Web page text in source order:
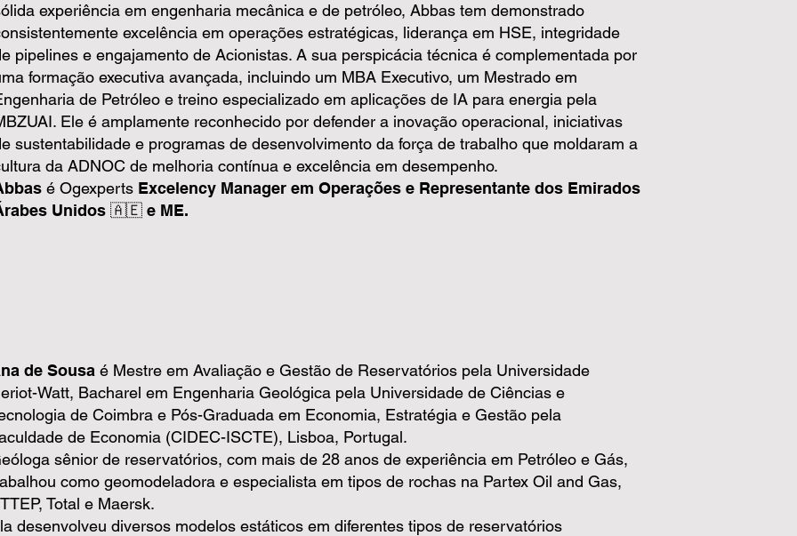
experiência em engenharia mecânica e de petróleo, Abbas tem demonstrado
excelência em operações estratégicas, liderança em HSE, integridade
pipelines e engajamento de Acionistas. A sua perspicácia técnica é complementada por
formação executiva avançada, incluindo um MBA Executivo, um Mestrado em
de Petróleo e treino especializado em aplicações de IA para energia pela
Ele é amplamente reconhecido por defender a inovação operacional, iniciativas
sustentabilidade e programas de desenvolvimento da força de trabalho que moldaram a
da ADNOC de melhoria contínua e excelência em desempenho.
é Ogexperts Excelency Manager em Operações e Representante dos Emirados
Unidos 🇦🇪 e ME.
de Sousa é Mestre em Avaliação e Gestão de Reservatórios pela Universidade
Watt, Bacharel em Engenharia Geológica pela Universidade de Ciências e
de Coimbra e Pós-Graduada em Economia, Estratégia e Gestão pela
de Economia (CIDEC-ISCTE), Lisboa, Portugal.
sênior de reservatórios, com mais de 28 anos de experiência em Petróleo e Gás,
como geomodeladora e especialista em tipos de rochas na Partex Oil and Gas,
Total e Maersk.
desenvolveu diversos modelos estáticos em diferentes tipos de reservatórios